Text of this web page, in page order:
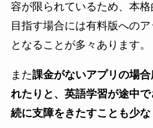
容が限られているため、本
目指す場合には有料版への
となることが多々あります。
また課金がないアプリの場
れたりと、英語学習が途中
続に支障をきたすことも少な